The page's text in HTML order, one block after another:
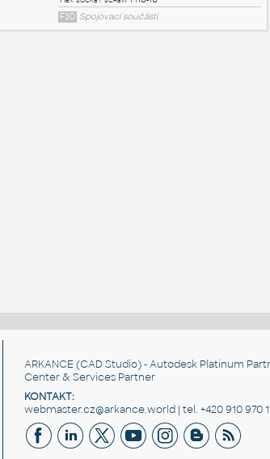
Spojovací
ARKANCE (CAD Studio) - Autodesk Platinum
Center & Services Partner
KONTAKT:
webmaster.cz@arkance.world | tel. +420 910 970